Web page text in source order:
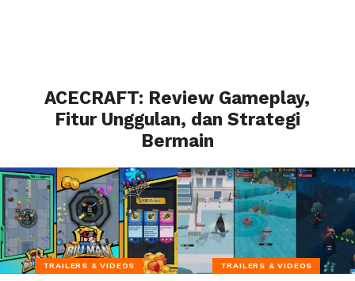
ACECRAFT: Review Gameplay,
Fitur Unggulan, dan Strategi
Bermain
TRAILERS & VIDEOS TRAILERS & VIDEOS